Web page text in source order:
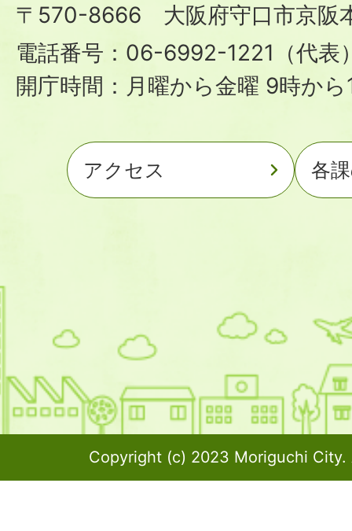
〒570-8666 大阪府守口市京阪
電話番号：06-6992-1221（代表
開庁時間：月曜から金曜 9時か
アクセス 各
Copyright (c) 2023 Moriguchi City.